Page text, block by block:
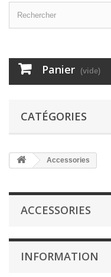
Panier (vide)
CATÉGORIES
Accessories
ACCESSORIES
INFORMATION